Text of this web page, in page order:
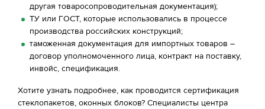
другая товаросопроводительная документация);
ТУ или ГОСТ, которые использовались в процессе
производства российских конструкций;
таможенная документация для импортных товаров –
договор уполномоченного лица, контракт на поставку,
инвойс, спецификация.
Хотите узнать подробнее, как проводится сертификация
стеклопакетов, оконных блоков? Специалисты центра